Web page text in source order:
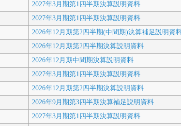
2027年3月期第1四半期決算説明資料
2027年3月期第1四半期決算説明資料
2026年12月期第2四半期(中間期)決算補足説明資
2026年12月期第2四半期決算説明資料
2026年12月期中間期決算説明資料
2027年3月期第1四半期決算説明資料
2026年12月期第2四半期決算説明資料
2026年9月期第3四半期決算補足説明資料
2027年3月期第1四半期決算説明資料